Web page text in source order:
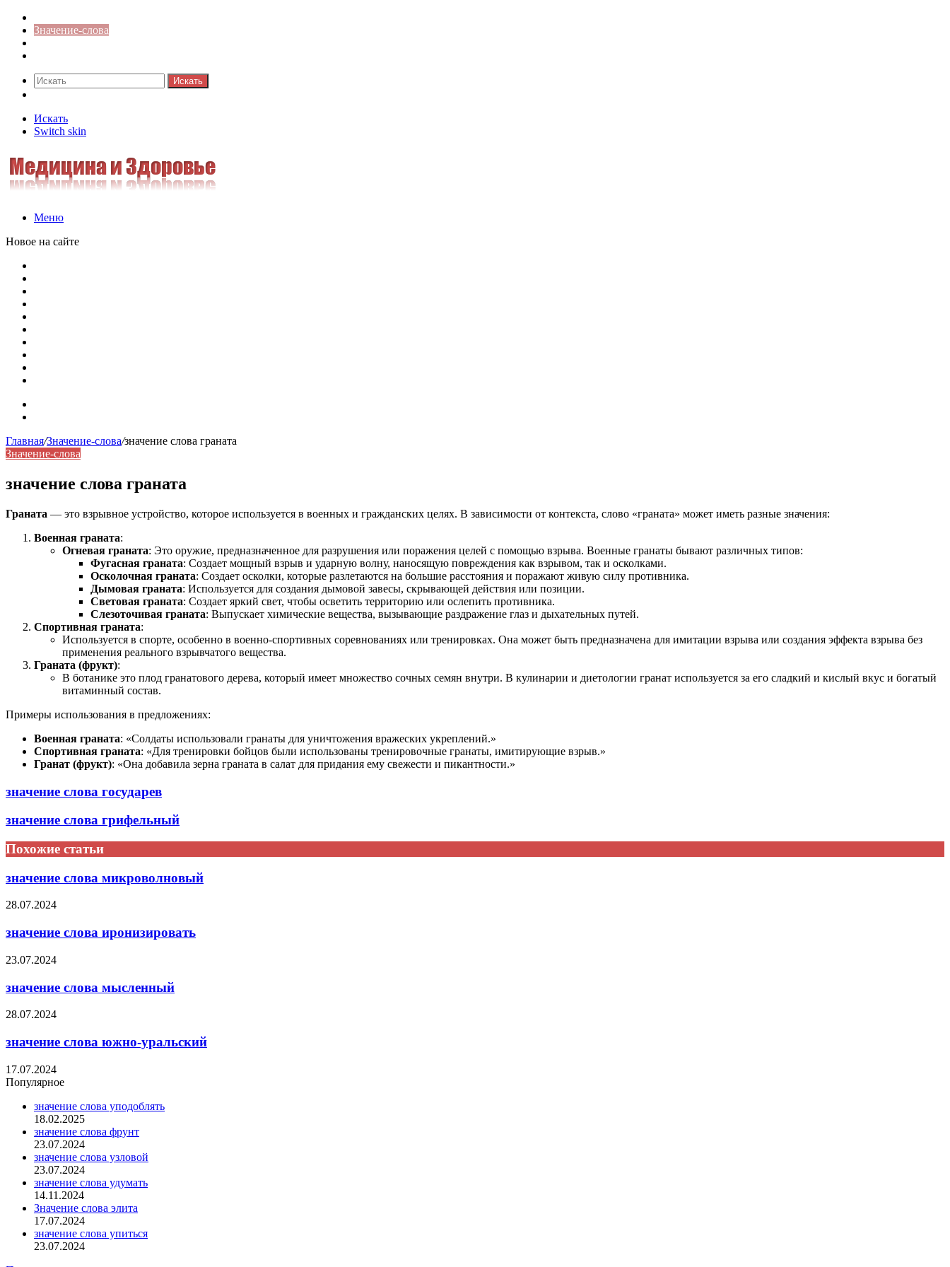
Значение-слова
Искать
Искать
Switch skin
Меню
Новое на сайте
Главная/Значение-слова/значение слова граната
Значение-слова
значение слова граната
Граната — это взрывное устройство, которое используется в военных и гражданских целях. В зависимости от контекста, слово «граната» может иметь разные значения:
Военная граната:
Огневая граната: Это оружие, предназначенное для разрушения или поражения целей с помощью взрыва. Военные гранаты бывают различных типов:
Фугасная граната: Создает мощный взрыв и ударную волну, наносящую повреждения как взрывом, так и осколками.
Осколочная граната: Создает осколки, которые разлетаются на большие расстояния и поражают живую силу противника.
Дымовая граната: Используется для создания дымовой завесы, скрывающей действия или позиции.
Световая граната: Создает яркий свет, чтобы осветить территорию или ослепить противника.
Слезоточивая граната: Выпускает химические вещества, вызывающие раздражение глаз и дыхательных путей.
Спортивная граната:
Используется в спорте, особенно в военно-спортивных соревнованиях или тренировках. Она может быть предназначена для имитации взрыва или создания эффекта взрыва без
применения реального взрывчатого вещества.
Граната (фрукт):
В ботанике это плод гранатового дерева, который имеет множество сочных семян внутри. В кулинарии и диетологии гранат используется за его сладкий и кислый вкус и богатый
витаминный состав.
Примеры использования в предложениях:
Военная граната: «Солдаты использовали гранаты для уничтожения вражеских укреплений.»
Спортивная граната: «Для тренировки бойцов были использованы тренировочные гранаты, имитирующие взрыв.»
Гранат (фрукт): «Она добавила зерна граната в салат для придания ему свежести и пикантности.»
значение слова государев
значение слова грифельный
Похожие статьи
значение слова микроволновый
28.07.2024
значение слова иронизировать
23.07.2024
значение слова мысленный
28.07.2024
значение слова южно-уральский
17.07.2024
Популярное
значение слова уподоблять
18.02.2025
значение слова фрунт
23.07.2024
значение слова узловой
23.07.2024
значение слова удумать
14.11.2024
Значение слова элита
17.07.2024
значение слова упиться
23.07.2024